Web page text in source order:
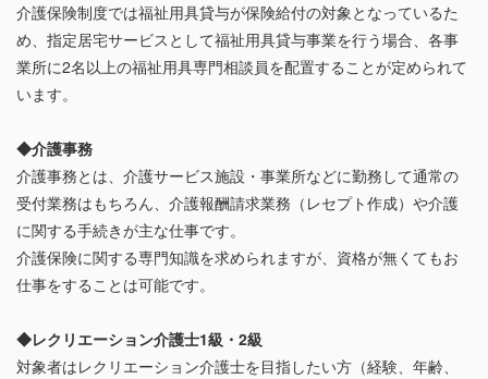
介護保険制度では福祉用具貸与が保険給付の対象となっているた
め、指定居宅サービスとして福祉用具貸与事業を行う場合、各事
業所に2名以上の福祉用具専門相談員を配置することが定められて
います。
◆介護事務
介護事務とは、介護サービス施設・事業所などに勤務して通常の
受付業務はもちろん、介護報酬請求業務（レセプト作成）や介護
に関する手続きが主な仕事です。
介護保険に関する専門知識を求められますが、資格が無くてもお
仕事をすることは可能です。
◆レクリエーション介護士1級・2級
対象者はレクリエーション介護士を目指したい方（経験、年齢、